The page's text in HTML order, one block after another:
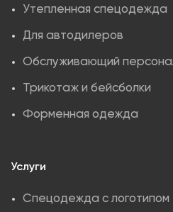
Утепленная спецодежда
Для автодилеров
Обслуживающий
Трикотаж и бейсболки
Форменная одежда
Услуги
Спецодежда с логотипом